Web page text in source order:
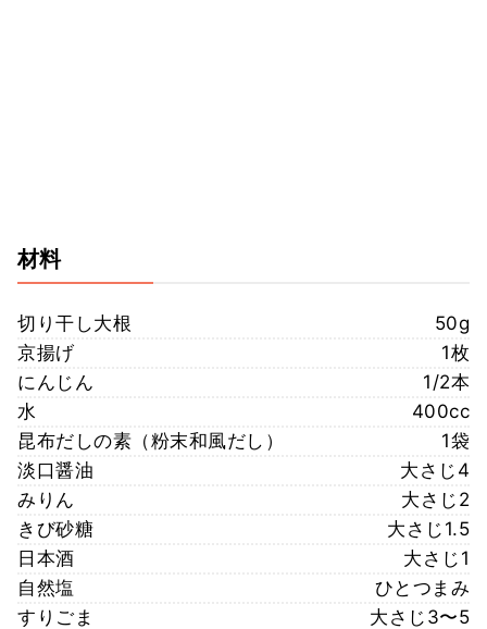
材料
切り干し大根
50g
京揚げ
1枚
にんじん
1/2本
水
400cc
昆布だしの素（粉末和風だし）
1袋
淡口醤油
大さじ4
みりん
大さじ2
きび砂糖
大さじ1.5
日本酒
大さじ1
自然塩
ひとつまみ
すりごま
大さじ3〜5